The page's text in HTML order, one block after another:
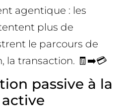
agentique : les
plus de
le parcours de
la transaction. 🧾➡️💳
passive à la